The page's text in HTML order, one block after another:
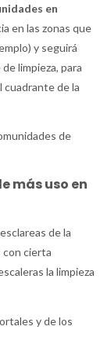
en
en las zonas que
y seguirá
limpieza, para
cuadrante de la
de
más uso en
de la
con cierta
la limpieza
y de los